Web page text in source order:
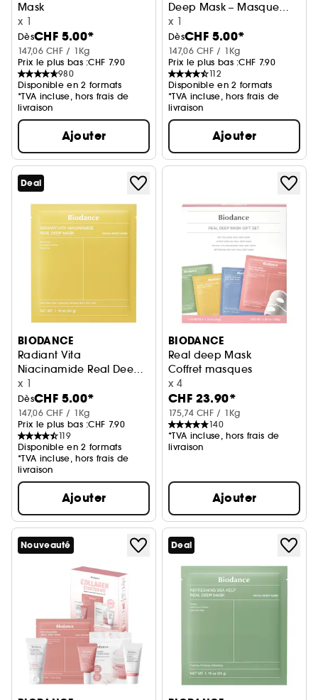
Mask
Masque hydratant et raffermissant
x 1
DèsCHF 5.00*
147,06 CHF / 1Kg
Prix le plus bas :CHF 7.90
980
Disponible en 2 formats
*TVA incluse, hors frais de
livraison
Ajouter
Deep Mask – Masque
apaisant et renforçant
x 1
DèsCHF 5.00*
147,06 CHF / 1Kg
Prix le plus bas :CHF 7.90
112
Disponible en 2 formats
*TVA incluse, hors frais de
livraison
Ajouter
Deal
BIODANCE
Radiant Vita
Niacinamide Real Deep
Mask – Masque
illuminateur et unifiant
x 1
DèsCHF 5.00*
147,06 CHF / 1Kg
Prix le plus bas :CHF 7.90
119
Disponible en 2 formats
*TVA incluse, hors frais de
livraison
Ajouter
BIODANCE
Real deep Mask
Coffret masques
x 4
CHF 23.90*
175,74 CHF / 1Kg
140
*TVA incluse, hors frais de
livraison
Ajouter
Nouveauté Deal